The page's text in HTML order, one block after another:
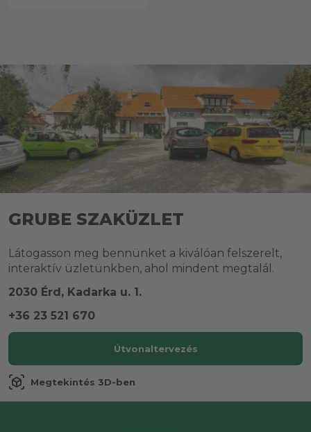
GRUBE SZAKÜZLET
Látogasson meg bennünket a kiválóan felszerelt,
interaktív üzletünkben, ahol mindent megtalál.
2030 Érd, Kadarka u. 1.
+36 23 521 670
Útvonaltervezés
view_in_ar Megtekintés 3D-ben